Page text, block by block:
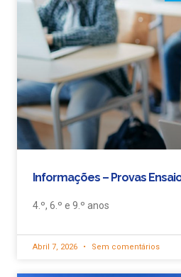
Informações – Provas
4.º, 6.º e 9.º anos
Abril 7, 2026 Sem comentários